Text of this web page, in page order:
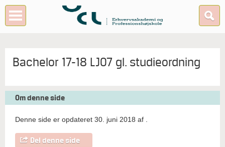
Bachelor 17-18 LJ07 gl. studieordning
Om denne side
Denne side er opdateret 30. juni 2018 af
Del denne side